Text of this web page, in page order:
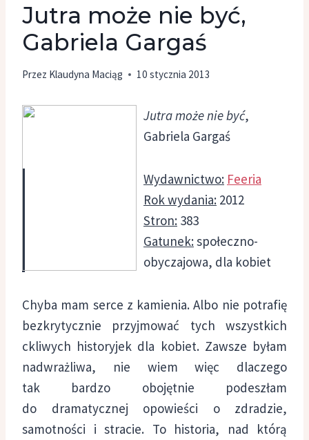
Jutra może nie być,
Gabriela Gargaś
Przez Klaudyna Maciąg 10 stycznia 2013
Jutra może nie być,
Gabriela Gargaś
Wydawnictwo: Feeria
Rok wydania: 2012
Stron: 383
Gatunek:społeczno-
obyczajowa, dla kobiet
Chyba mam serce z kamienia. Albo nie potrafię
bezkrytycznie przyjmować tych wszystkich
ckliwych historyjek dla kobiet. Zawsze byłam
nadwrażliwa, nie wiem więc dlaczego
tak bardzo obojętnie podeszłam
do dramatycznej opowieści o zdradzie,
samotności i stracie. To historia, nad którą